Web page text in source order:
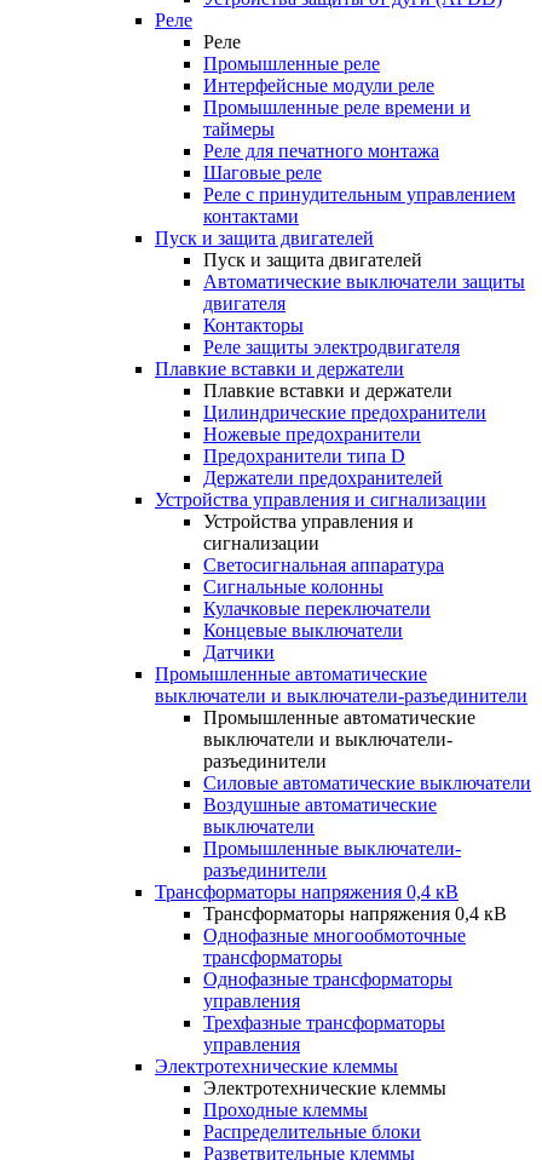
Реле
Реле
Промышленные реле
Интерфейсные модули реле
Промышленные реле времени и
таймеры
Реле для печатного монтажа
Шаговые реле
Реле с принудительным управлением
контактами
Пуск и защита двигателей
Пуск и защита двигателей
Автоматические выключатели защиты
двигателя
Контакторы
Реле защиты электродвигателя
Плавкие вставки и держатели
Плавкие вставки и держатели
Цилиндрические предохранители
Ножевые предохранители
Предохранители типа D
Держатели предохранителей
Устройства управления и сигнализации
Устройства управления и
сигнализации
Светосигнальная аппаратура
Сигнальные колонны
Кулачковые переключатели
Концевые выключатели
Датчики
Промышленные автоматические
выключатели и выключатели-разъединители
Промышленные автоматические
выключатели и выключатели-
разъединители
Силовые автоматические выключатели
Воздушные автоматические
выключатели
Промышленные выключатели-
разъединители
Трансформаторы напряжения 0,4 кВ
Трансформаторы напряжения 0,4 кВ
Однофазные многообмоточные
трансформаторы
Однофазные трансформаторы
управления
Трехфазные трансформаторы
управления
Электротехнические клеммы
Электротехнические клеммы
Проходные клеммы
Распределительные блоки
Разветвительные клеммы